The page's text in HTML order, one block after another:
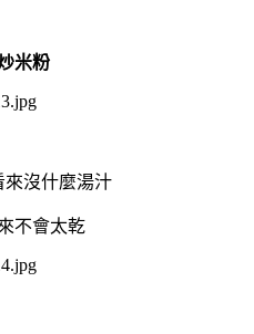
米粉
來沒什麼湯汁
不會太乾